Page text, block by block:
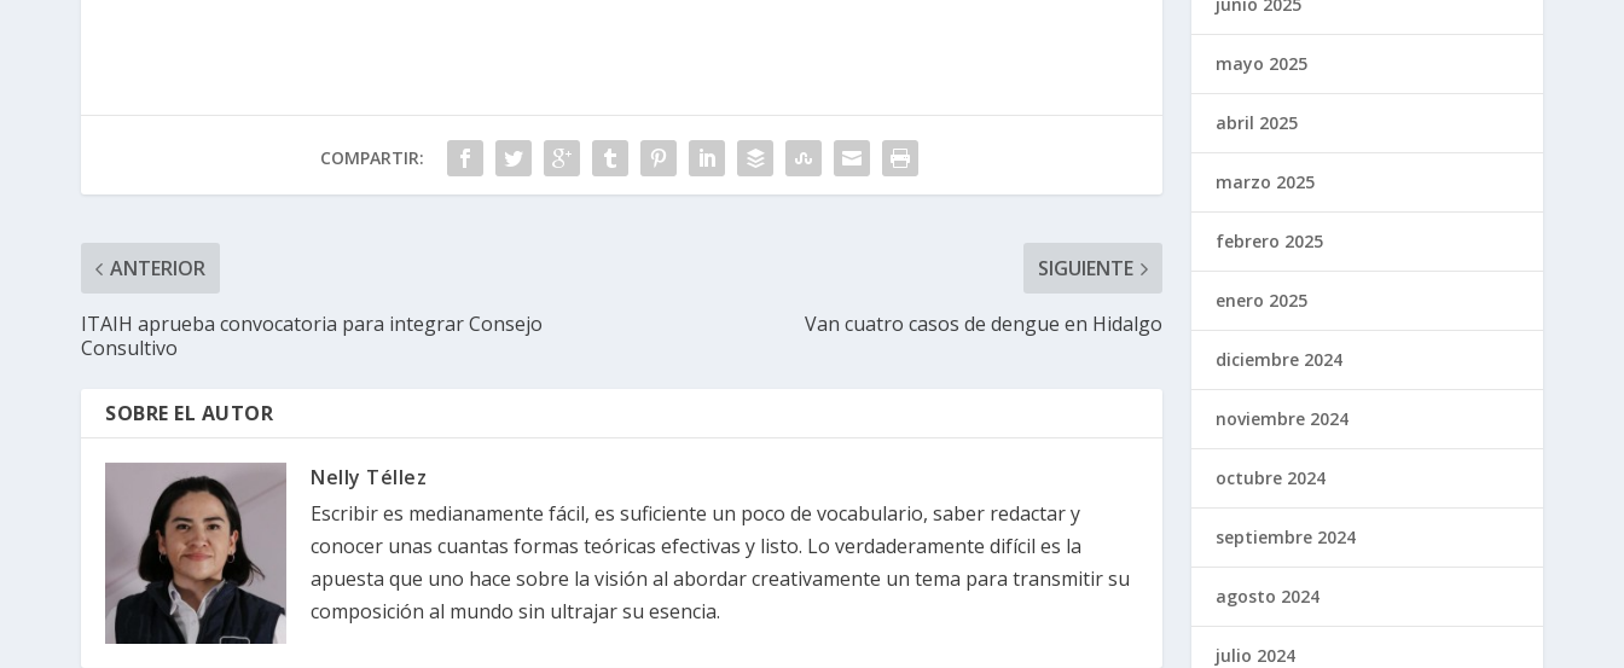
COMPARTIR:
ANTERIOR
ITAIH aprueba convocatoria para integrar Consejo
Consultivo
SIGUIENTE
Van cuatro casos de dengue en Hidalgo
SOBRE EL AUTOR
Nelly Téllez
Escribir es medianamente fácil, es suficiente un poco de vocabulario, saber redactar y
conocer unas cuantas formas teóricas efectivas y listo. Lo verdaderamente difícil es la
apuesta que uno hace sobre la visión al abordar creativamente un tema para transmitir su
composición al mundo sin ultrajar su esencia.
mayo 2025
abril 2025
marzo 2025
febrero 2025
enero 2025
diciembre 2024
noviembre 2024
octubre 2024
septiembre 2024
agosto 2024
julio 2024